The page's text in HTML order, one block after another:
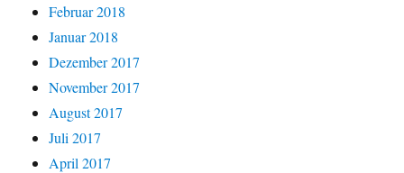
Februar 2018
Januar 2018
Dezember 2017
November 2017
August 2017
Juli 2017
April 2017